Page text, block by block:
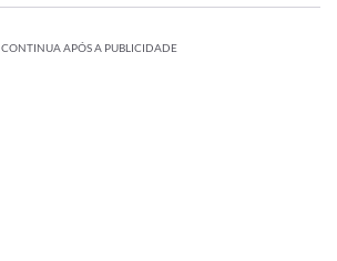
CONTINUA APÓS A PUBLICIDADE